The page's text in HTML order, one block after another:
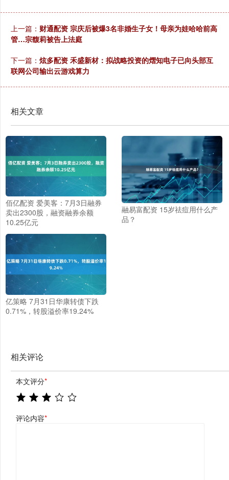
上一篇： 财通配资 宗庆后被爆3名非婚生子女！母亲为娃哈哈前高
管…宗馥莉被告上法庭
下一篇： 炫多配资 禾盛新材：拟战略投资的熠知电子已向头部互
联网公司输出云游戏算力
相关文章
佰亿配资 爱美客：7月3日融券
卖出2300股，融资融券余额
10.25亿元
融易富配资 15岁祛痘用什么产
品？
亿策略 7月31日华康转债下跌
0.71%，转股溢价率19.24%
相关评论
本文评分*
评论内容*